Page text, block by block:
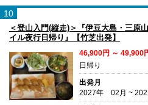
10
＜登山入門(縦走)＞『伊豆大島・三
イル夜行日帰り』【竹芝出発】
46,900円 ～ 49,900
日帰り
出発月
2027年 02月 ~